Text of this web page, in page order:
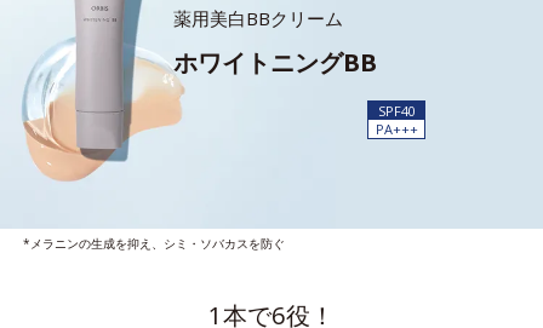
薬用美白BBクリーム
ホワイトニングBB
SPF40
PA+++
*メラニンの生成を抑え、シミ・ソバカスを防ぐ
1本で6役！